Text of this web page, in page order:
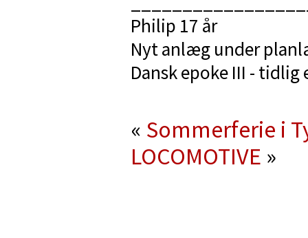
Philip 17 år
Nyt anlæg under
Dansk epoke III - tidlig
« Sommerferie i
LOCOMOTIVE »